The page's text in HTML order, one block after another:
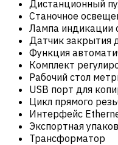
Дистанционный
Станочное
Лампа индикации
Датчик закрытия
Функция
Комплект
Рабочий стол
USB порт для
Цикл прямого
Интерфейс
Экспортная
Трансформатор